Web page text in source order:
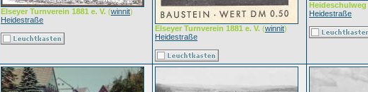
Elseyer Turnverein 1881 e. V. (winnit)
Heidestraße
Elseyer Turnverein 1881 e. V. (winnit)
Heidestraße
Heideschulweg
Heidestraße